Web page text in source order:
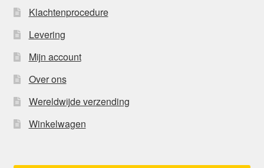
Klachtenprocedure
Levering
Mijn account
Over ons
Wereldwijde verzending
Winkelwagen